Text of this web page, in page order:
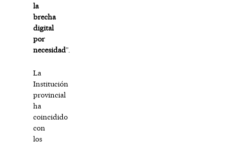
la
brecha
digital
por
necesidad”.
La
Institución
provincial
ha
coincidido
con
los